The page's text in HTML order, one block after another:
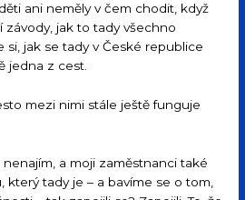
ani neměly v čem chodit, když
závody, jak to tady všechno
si, jak se tady v České republice
jedna z cest.
mezi nimi stále ještě funguje
nenajím, a moji zaměstnanci také
který tady je – a bavíme se o tom,